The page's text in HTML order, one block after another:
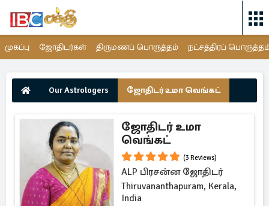
முகப்பு ஜோதிடர்கள் திருமணப் பொருத்தம் நட்சத்திரப்
Our Astrologers ஜோதிடர் உமா வெங்கட்
ஜோதிடர் உமா
வெங்கட்
(3 Reviews)
ALP பிரசன்ன ஜோதிடர்
Thiruvananthapuram, Kerala,
India